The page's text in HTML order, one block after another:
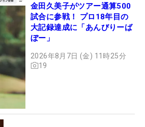
金田久美子がツアー通算500
試合に参戦！ プロ18年目の
大記録達成に「あんびりーば
ぼー」
2026年8月7日 (金) 11時25分
19